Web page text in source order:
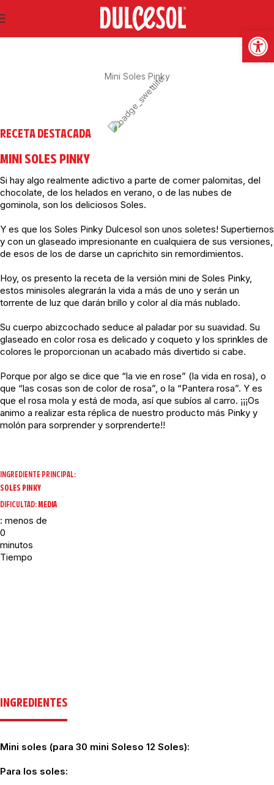
SWEET LIFE
Mini Soles Pinky
RECETA DESTACADA
MINI SOLES PINKY
Si hay algo realmente adictivo a parte de comer palomitas, del
chocolate, de los helados en verano, o de las nubes de
gominola, son los deliciosos Soles.
Y es que los Soles Pinky Dulcesol son unos soletes! Supertiernos
y con un glaseado impresionante en cualquiera de sus versiones,
de esos de los de darse un caprichito sin remordimientos.
Hoy, os presento la receta de la versión mini de Soles Pinky,
estos minisoles alegrarán la vida a más de uno y serán un
torrente de luz que darán brillo y color al día más nublado.
Su cuerpo abizcochado seduce al paladar por su suavidad. Su
glaseado en color rosa es delicado y coqueto y los sprinkles de
colores le proporcionan un acabado más divertido si cabe.
Porque por algo se dice que “la vie en rose” (la vida en rosa), o
que “las cosas son de color de rosa”, o la “Pantera rosa”. Y es
que el rosa mola y está de moda, así que subíos al carro. ¡¡¡Os
animo a realizar esta réplica de nuestro producto más Pinky y
molón para sorprender y sorprenderte!!
INGREDIENTE PRINCIPAL:
SOLES PINKY
DIFICULTAD:MEDIA
: menos de
0
minutos
Tiempo
INGREDIENTES
Mini soles (para 30 mini Soleso 12 Soles):
Para los soles: